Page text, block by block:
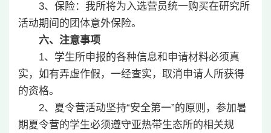
3、保险：我所将为入选营员统一购买在研究所
活动期间的团体意外保险。
六、注意事项
1、学生所申报的各种信息和申请材料必须真
实，如有弄虚作假，一经查实，取消申请人所获得
的资格。
2、夏令营活动坚持“安全第一”的原则，参加暑
期夏令营的学生必须遵守亚热带生态所的相关规